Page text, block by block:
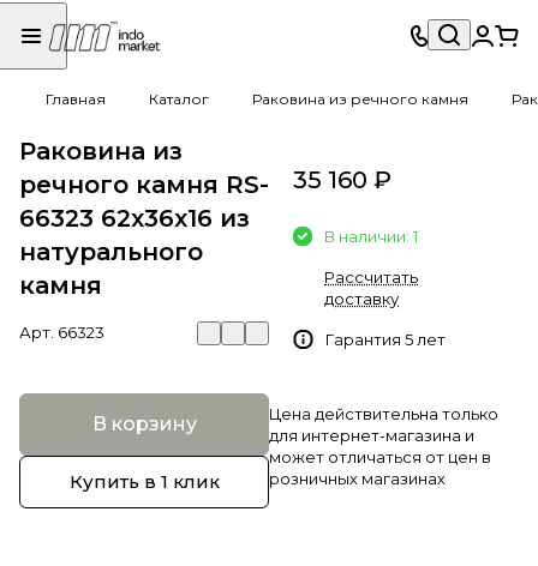
Главная Каталог Раковина из речного камня
Раковина из
речного камня RS-
66323 62х36х16 из
натурального
камня
Арт. 66323
В корзину
Купить в 1 клик
35 160 ₽
В наличии: 1
Рассчитать
доставку
Гарантия 5 лет
Цена действительна только
для интернет-магазина и
может отличаться от цен в
розничных магазинах